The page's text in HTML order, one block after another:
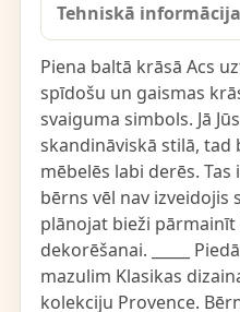
Tehniskā
Piena baltā krāsā Acs
spīdošu un gaismas
svaiguma simbols. Jā
skandināviskā stilā, tad
mēbelēs labi derēs.
bērns vēl nav izveidojis
plānojat bieži
dekorēšanai. _____
mazulim Klasikas
kolekciju Provence.